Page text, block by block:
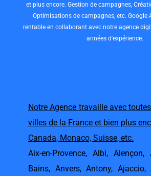
Notre Agence travaille avec
villes de la France et bien plus
Canada, Monaco, Suisse, etc.
Aix-en-Provence, Albi, Alençon,
Bains, Anvers,Antony, Ajaccio,
et plus encore. Gestion de campagnes,
Optimisations de campagnes, etc. Google
rentable en collaborant avec notre agence
années d'expérience.